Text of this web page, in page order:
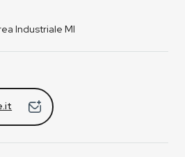
Industriale MI